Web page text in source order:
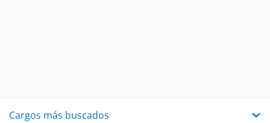
Cargos más buscados